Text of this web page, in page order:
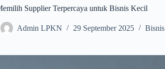
Supplier Terpercaya untuk Bisnis Kecil
Admin LPKN 29 September 2025 Bisnis